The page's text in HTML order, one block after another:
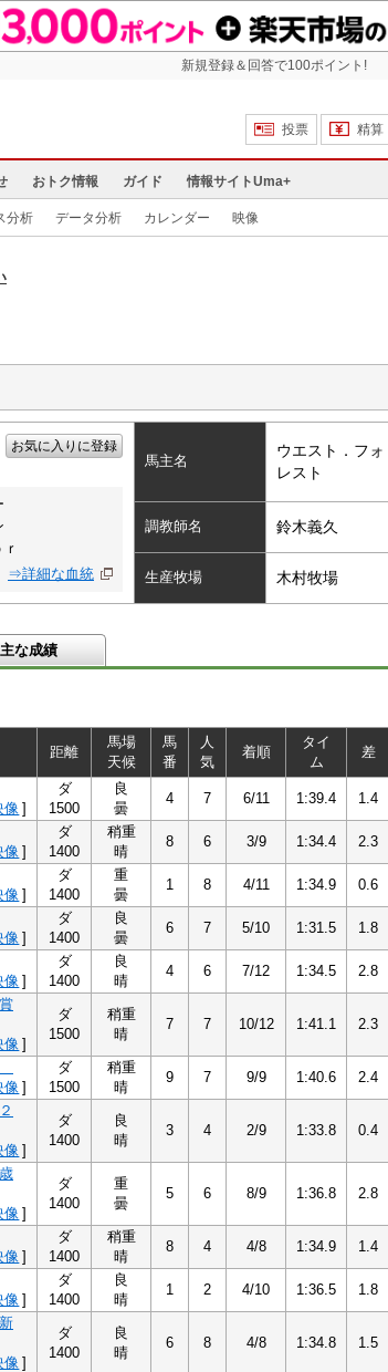
新規登録＆回答で100ポイント!
投票
精算
おトク情報 ガイド 情報サイトUma+
分析 データ分析 カレンダー 映像
お気に入りに登録
⇒詳細な血統
馬主名
ウエスト．フォ
レスト
調教師名 鈴木義久
生産牧場 木村牧場
主な成績
距離
馬場
天候
馬
番
人
気
着順
タイ
ム
差
像 ]
ダ
1500
良
曇
4 7 6/11 1:39.4 1.4
像 ]
ダ
1400
稍重
晴
8 6 3/9 1:34.4 2.3
像 ]
ダ
1400
重
曇
1 8 4/11 1:34.9 0.6
像 ]
ダ
1400
良
曇
6 7 5/10 1:31.5 1.8
像 ]
ダ
1400
良
晴
4 6 7/12 1:34.5 2.8
像 ]
ダ
1500
稍重
晴
7 7 10/12 1:41.1 2.3
像 ]
ダ
1500
稍重
晴
9 7 9/9 1:40.6 2.4
像 ]
ダ
1400
良
晴
3 4 2/9 1:33.8 0.4
像 ]
ダ
1400
重
曇
5 6 8/9 1:36.8 2.8
像 ]
ダ
1400
稍重
晴
8 4 4/8 1:34.9 1.4
像 ]
ダ
1400
良
晴
1 2 4/10 1:36.5 1.8
像 ]
ダ
1400
良
晴
6 8 4/8 1:34.8 1.5